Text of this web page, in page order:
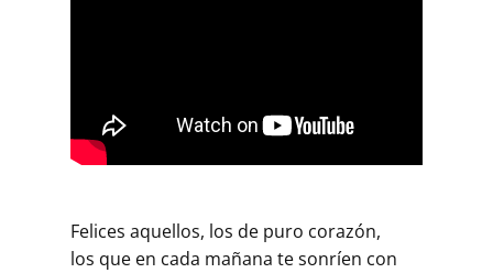
Felices aquellos, los de puro corazón,
los que en cada mañana te sonríen con